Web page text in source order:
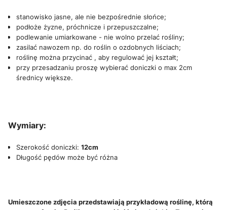
stanowisko jasne, ale nie bezpośrednie słońce;
podłoże żyzne, próchnicze i przepuszczalne;
podlewanie umiarkowane - nie wolno przelać rośliny;
zasilać nawozem np. do roślin o ozdobnych liściach;
roślinę można przycinać , aby regulować jej kształt;
przy przesadzaniu proszę wybierać doniczki o max 2cm
średnicy większe.
Wymiary:
Szerokość doniczki: 12cm
Długość pędów może być różna
Umieszczone zdjęcia przedstawiają przykładową roślinę, którą